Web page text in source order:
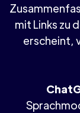
mit Links zu
erscheint,